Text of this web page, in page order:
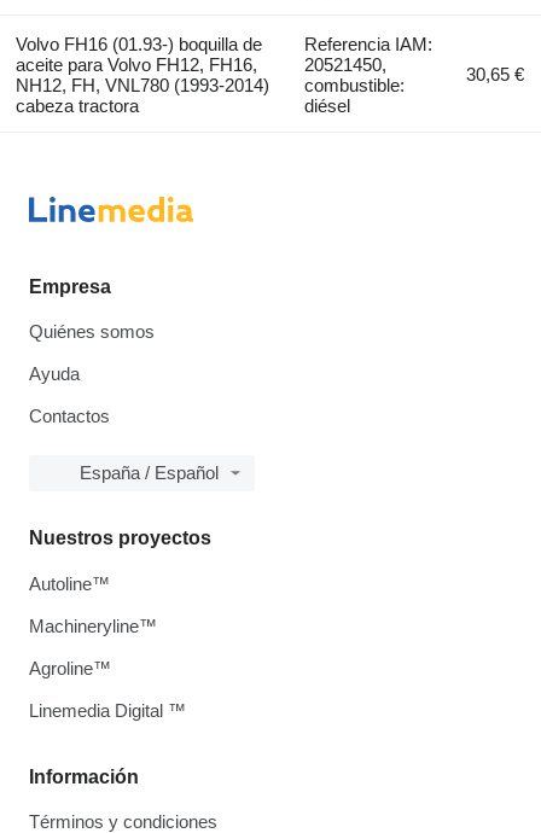
Volvo FH16 (01.93-) boquilla de
aceite para Volvo FH12, FH16,
NH12, FH, VNL780 (1993-2014)
cabeza tractora
Referencia IAM:
20521450,
combustible:
diésel
30,65 €
Empresa
Quiénes somos
Ayuda
Contactos
España / Español
Información
Términos y condiciones
Nuestros proyectos
Autoline™
Machineryline™
Agroline™
Linemedia Digital ™